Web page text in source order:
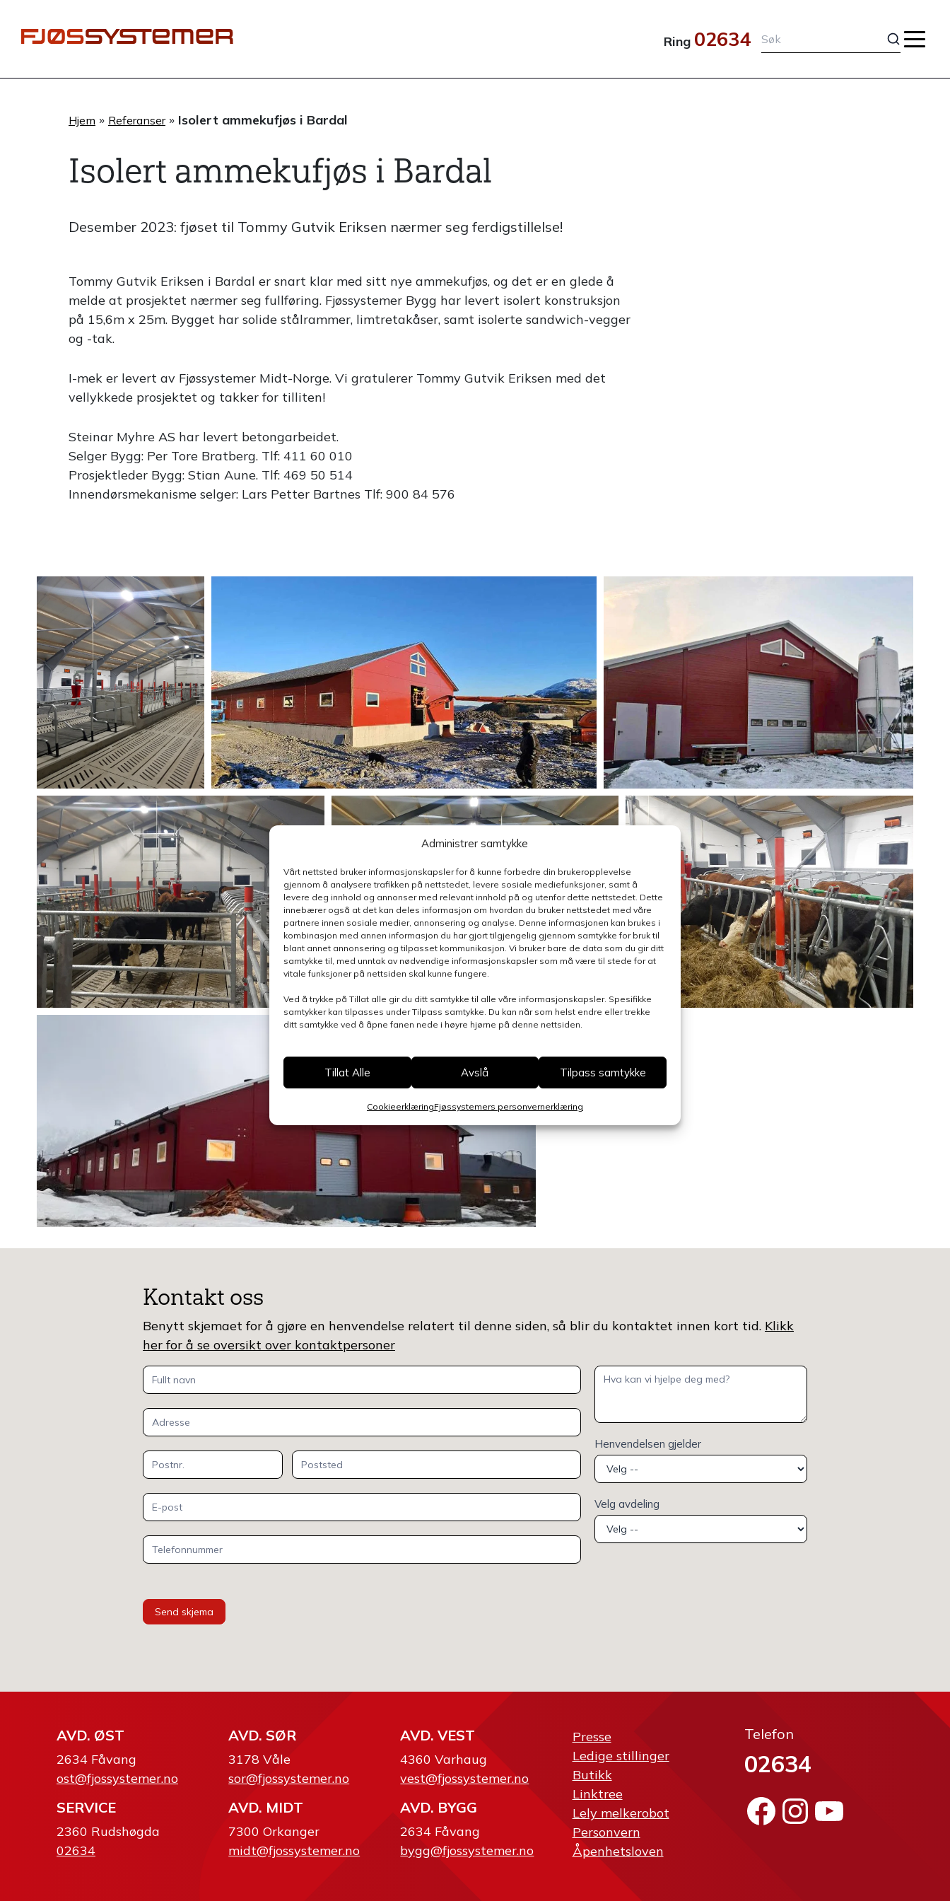
Administrer samtykke
Vårt nettsted bruker informasjonskapsler for å kunne forbedre din brukeropplevelse
gjennom å analysere trafikken på nettstedet, levere sosiale mediefunksjoner, samt å
levere deg innhold og annonser med relevant innhold på og utenfor dette nettstedet. Dette
innebærer også at det kan deles informasjon om hvordan du bruker nettstedet med våre
partnere innen sosiale medier, annonsering og analyse. Denne informasjonen kan brukes i
kombinasjon med annen informasjon du har gjort tilgjengelig gjennom samtykke for bruk til
blant annet annonsering og tilpasset kommunikasjon. Vi bruker bare de data som du gir ditt
samtykke til, med unntak av nødvendige informasjonskapsler som må være til stede for at
vitale funksjoner på nettsiden skal kunne fungere.
Ved å trykke på Tillat alle gir du ditt samtykke til alle våre informasjonskapsler. Spesifikke
samtykker kan tilpasses under Tilpass samtykke. Du kan når som helst endre eller trekke
ditt samtykke ved å åpne fanen nede i høyre hjørne på denne nettsiden.
Tillat Alle Avslå Tilpass samtykke
CookieerklæringFjøssystemers personvernerklæring
rett
Ring 02634
Hjem » Referanser» Isolert ammekufjøs i Bardal
Isolert ammekufjøs i Bardal
Desember 2023: fjøset til Tommy Gutvik Eriksen nærmer seg ferdigstillelse!
Tommy Gutvik Eriksen i Bardal er snart klar med sitt nye ammekufjøs, og det er en glede å
melde at prosjektet nærmer seg fullføring. Fjøssystemer Bygg har levert isolert konstruksjon
på 15,6m x 25m. Bygget har solide stålrammer, limtretakåser, samt isolerte sandwich-vegger
og -tak.
I-mek er levert av Fjøssystemer Midt-Norge. Vi gratulerer Tommy Gutvik Eriksen med det
vellykkede prosjektet og takker for tilliten!
Steinar Myhre AS har levert betongarbeidet.
Selger Bygg: Per Tore Bratberg. Tlf: 411 60 010
Prosjektleder Bygg: Stian Aune. Tlf: 469 50 514
Innendørsmekanisme selger: Lars Petter Bartnes Tlf: 900 84 576
Kontakt oss
Benytt skjemaet for å gjøre en henvendelse relatert til denne siden, så blir du kontaktet innen kort tid. Klikk
her for å se oversikt over kontaktpersoner
Kontakt
oss
Henvendelsen gjelder
Velg avdeling
Send skjema
AVD. ØST
2634 Fåvang
ost@fjossystemer.no
SERVICE
2360 Rudshøgda
02634
AVD. SØR
3178 Våle
sor@fjossystemer.no
AVD. MIDT
7300 Orkanger
midt@fjossystemer.no
AVD. VEST
4360 Varhaug
vest@fjossystemer.no
AVD. BYGG
2634 Fåvang
bygg@fjossystemer.no
Presse
Ledige stillinger
Butikk
Linktree
Lely melkerobot
Personvern
Åpenhetsloven
Telefon
02634
Facebook
Instagram
YouTube